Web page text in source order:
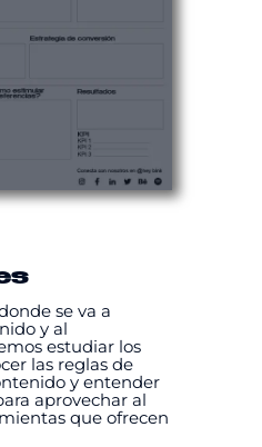
se va a
y al
estudiar los
las reglas de
y entender
aprovechar al
que ofrecen